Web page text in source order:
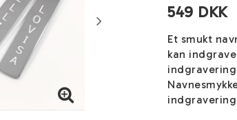
549 DKK
Et smukt
kan